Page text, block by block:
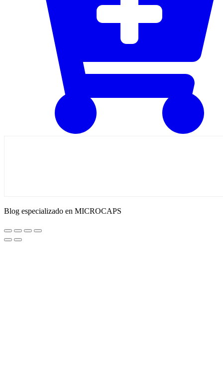
Blog especializado en MICROCAPS